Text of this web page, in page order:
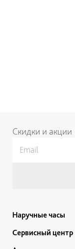
Скидки и акции
Наручные часы
Все бренды
Сервисный центр